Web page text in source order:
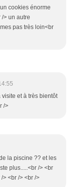
cookies énorme
> un autre
pas très loin<br
et à très bientôt
/>
la piscine ?? et les
plus.....<br /> <br
> <br /> <br />